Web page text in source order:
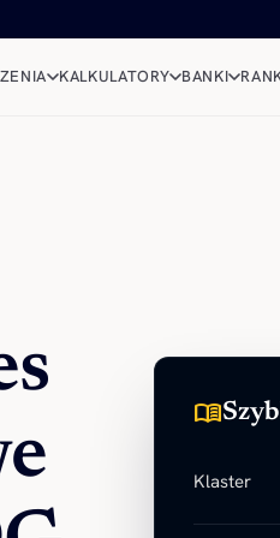
KALKULATORY BANKI
menu_book
Klaster